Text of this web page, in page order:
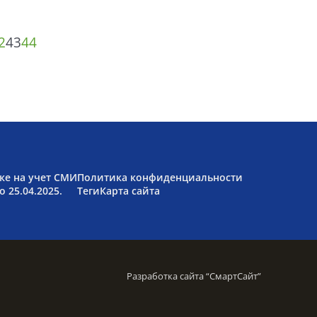
4344
на учет СМИ
25.04.2025.
Политика конфиденциальности
ТегиКарта сайта
Разработка сайта “СмартСайт”